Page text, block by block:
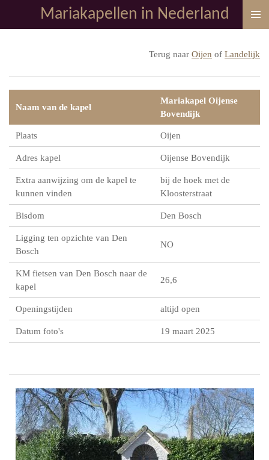
direct
Mariakapellen in Nederland
Terug naar Oijen of Landelijk
Naam van de kapel
Mariakapel Oijense
Bovendijk
Plaats Oijen
Adres kapel Oijense Bovendijk
Extra aanwijzing om de kapel te
kunnen vinden
bij de hoek met de
Kloosterstraat
Bisdom Den Bosch
Ligging ten opzichte van Den
Bosch
NO
KM fietsen van Den Bosch naar de
kapel
26,6
Openingstijden altijd open
Datum foto's 19 maart 2025